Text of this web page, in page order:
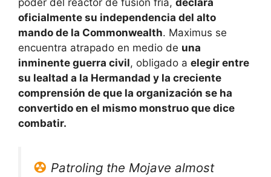
poder del reactor de fusión fría, declara
oficialmente su independencia del alto
mando de la Commonwealth. Maximus se
encuentra atrapado en medio de una
inminente guerra civil, obligado a elegir entre
su lealtad a la Hermandad y la creciente
comprensión de que la organización se ha
convertido en el mismo monstruo que dice
combatir.
Patroling the Mojave almost